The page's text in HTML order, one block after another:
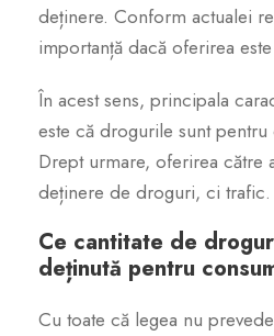
deținere. Conform actualei
importanță dacă oferirea
În acest sens, principala
este că drogurile sunt
Drept urmare, oferirea către
deținere de droguri, ci trafic.
Ce cantitate de
deținută pentru
Cu toate că legea nu